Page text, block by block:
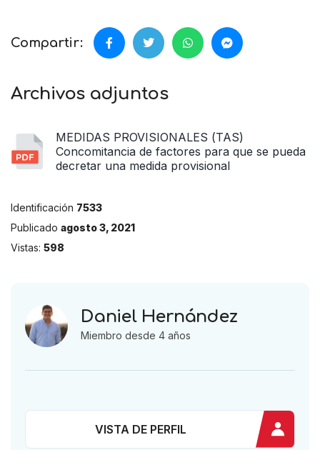
Compartir:
Archivos adjuntos
MEDIDAS PROVISIONALES (TAS)
Concomitancia de factores para que se pueda
decretar una medida provisional
Identificación 7533
Publicado agosto 3, 2021
Vistas: 598
Daniel Hernández
Miembro desde 4 años
VISTA DE PERFIL